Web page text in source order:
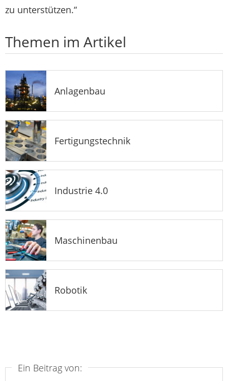
zu unterstützen.“
Themen im Artikel
Anlagenbau
Fertigungstechnik
Industrie 4.0
Maschinenbau
Robotik
Ein Beitrag von: